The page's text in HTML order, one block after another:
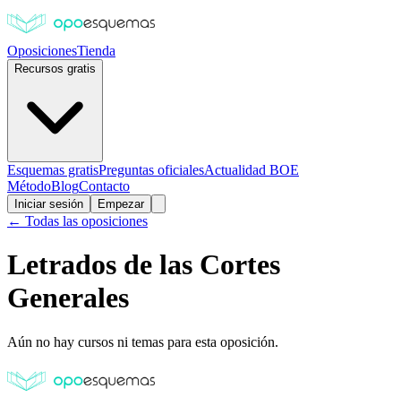
OposicionesTienda
Recursos gratis
Esquemas gratisPreguntas oficialesActualidad BOE
MétodoBlogContacto
Iniciar sesión Empezar
← Todas las oposiciones
Letrados de las Cortes
Generales
Aún no hay cursos ni temas para esta oposición.